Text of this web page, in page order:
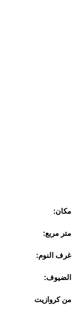
مكان:
متر مربع:
غرف النوم:
الضيوف:
من كروازيت